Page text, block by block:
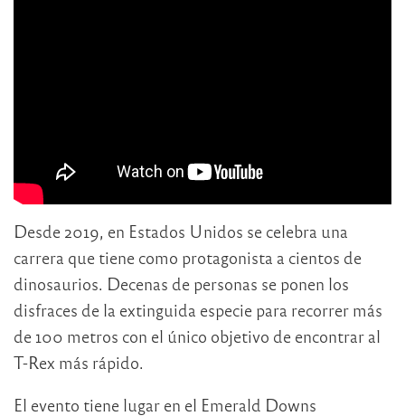
Desde 2019, en Estados Unidos se celebra una
carrera que tiene como protagonista a cientos de
dinosaurios. Decenas de personas se ponen los
disfraces de la extinguida especie para recorrer más
de 100 metros con el único objetivo de encontrar al
T-Rex más rápido.
El evento tiene lugar en el Emerald Downs